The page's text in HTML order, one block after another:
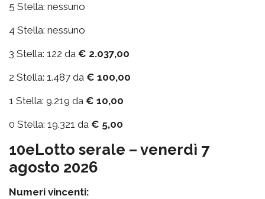
5 Stella: nessuno
4 Stella: nessuno
3 Stella: 122 da € 2.037,00
2 Stella: 1.487 da € 100,00
1 Stella: 9.219 da € 10,00
0 Stella: 19.321 da € 5,00
10eLotto serale – venerdì 7
agosto 2026
Numeri vincenti: